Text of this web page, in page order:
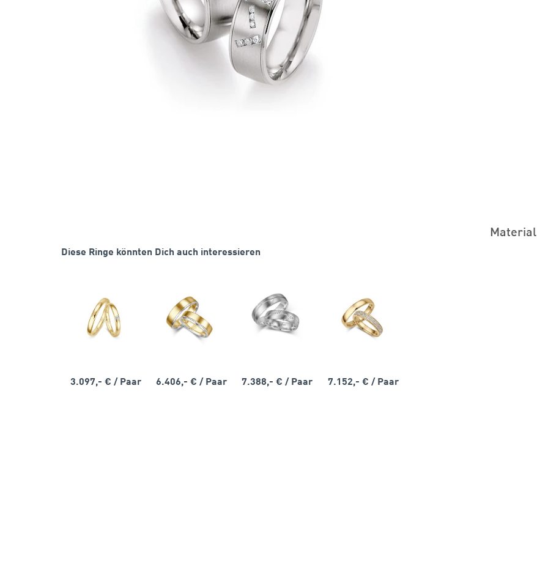
Diese Ringe könnten Dich auch interessieren
3.097,- € / Paar 6.406,- €/ Paar 7.388,- €/ Paar 7.152,- € / Paar
Material